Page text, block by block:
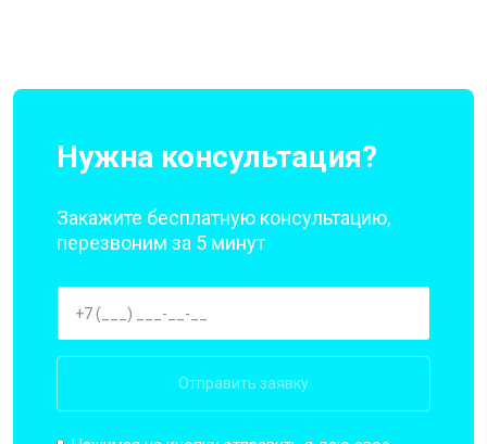
Нужна консультация?
Закажите бесплатную консультацию,
перезвоним за 5 минут
Отправить заявку